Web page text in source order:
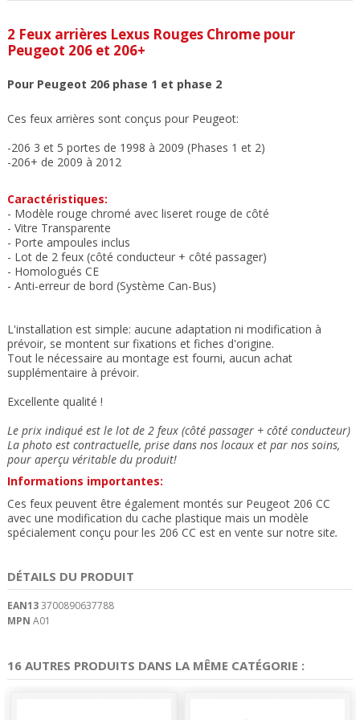
2 Feux arrières Lexus Rouges Chrome pour
Peugeot 206 et 206+
Pour Peugeot 206 phase 1 et phase 2
Ces feux arrières sont conçus pour Peugeot:
-206 3 et 5 portes de 1998 à 2009 (Phases 1 et 2)
-206+ de 2009 à 2012
Caractéristiques:
- Modèle rouge chromé avec liseret rouge de côté
- Vitre Transparente
- Porte ampoules inclus
- Lot de 2 feux (côté conducteur + côté passager)
- Homologués CE
- Anti-erreur de bord (Système Can-Bus)
L'installation est simple: aucune adaptation ni modification à
prévoir, se montent sur fixations et fiches d'origine.
Tout le nécessaire au montage est fourni, aucun achat
supplémentaire à prévoir.
Excellente qualité !
Le prix indiqué est le lot de 2 feux (côté passager + côté conducteur)
La photo est contractuelle, prise dans nos locaux et par nos soins,
pour aperçu véritable du produit!
Informations importantes:
Ces feux peuvent être également montés sur Peugeot 206 CC
avec une modification du cache plastique mais un modèle
spécialement conçu pour les 206 CC est en vente sur notre site.
DÉTAILS DU PRODUIT
EAN133700890637788
MPN A01
16 AUTRES PRODUITS DANS LA MÊME CATÉGORIE :